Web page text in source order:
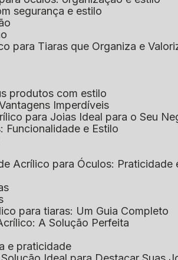
segurança e estilo
para Tiaras que Organiza e
produtos com estilo
Imperdíveis
para Joias Ideal para o Seu
Funcionalidade e Estilo
Acrílico para Óculos: Praticidade
para tiaras: Um Guia Completo
A Solução Perfeita
e praticidade